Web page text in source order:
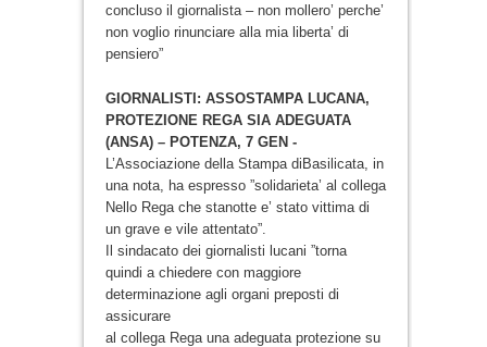
concluso il giornalista – non mollero’ perche’
non voglio rinunciare alla mia liberta’ di
pensiero”
GIORNALISTI: ASSOSTAMPA LUCANA,
PROTEZIONE REGA SIA ADEGUATA
(ANSA) – POTENZA, 7 GEN -
L’Associazione della Stampa diBasilicata, in
una nota, ha espresso ”solidarieta’ al collega
Nello Rega che stanotte e’ stato vittima di
un grave e vile attentato”.
Il sindacato dei giornalisti lucani ”torna
quindi a chiedere con maggiore
determinazione agli organi preposti di
assicurare
al collega Rega una adeguata protezione su